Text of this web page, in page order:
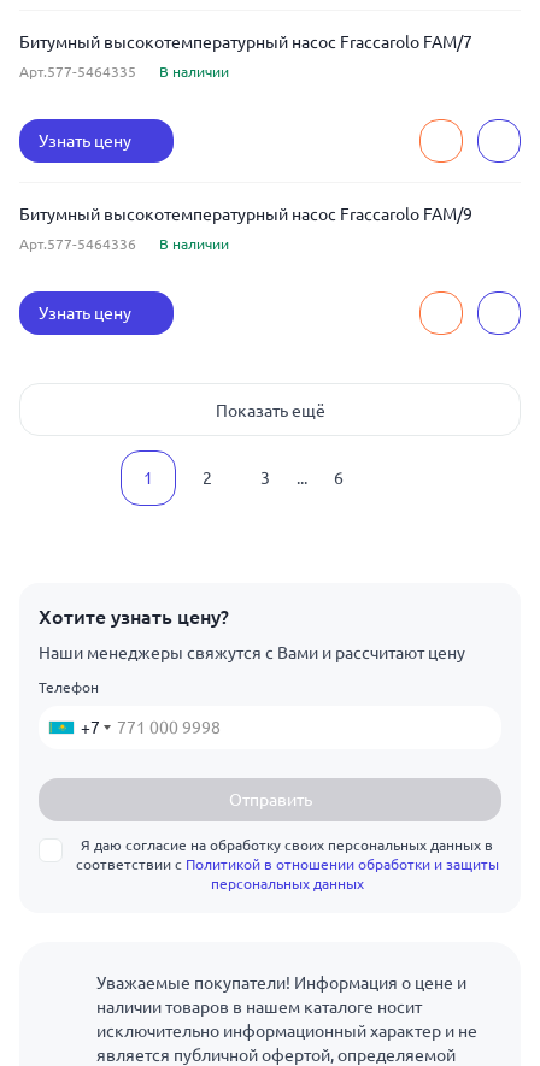
Битумный высокотемпературный насос Fraccarolo FAM/7
Арт.577-5464335 В наличии
Узнать цену
Битумный высокотемпературный насос Fraccarolo FAM/9
Арт.577-5464336 В наличии
Узнать цену
Показать ещё
1 2 3 ... 6
Хотите узнать цену?
Наши менеджеры свяжутся с Вами и рассчитают цену
Телефон
+7
Отправить
Я даю согласие на обработку своих персональных данных в
соответствии с Политикой в отношении обработки и защиты
персональных данных
Уважаемые покупатели! Информация о цене и
наличии товаров в нашем каталоге носит
исключительно информационный характер и не
является публичной офертой, определяемой